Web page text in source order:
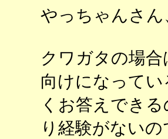
やっちゃんさ
クワガタの場
向けになって
くお答えでき
り経験がない